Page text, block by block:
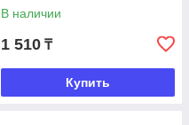
В наличии
1 510 ₸
Купить